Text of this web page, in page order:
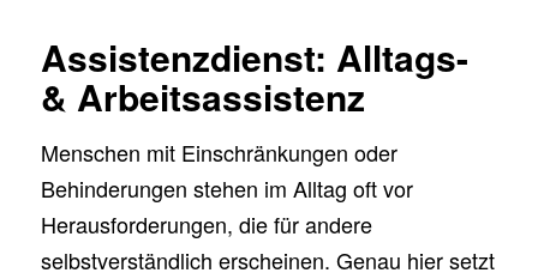
Assistenzdienst: Alltags-
& Arbeitsassistenz
Menschen mit Einschränkungen oder
Behinderungen stehen im Alltag oft vor
Herausforderungen, die für andere
selbstverständlich erscheinen. Genau hier setzt